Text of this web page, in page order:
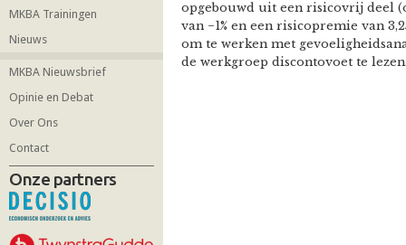
MKBA Trainingen
Nieuws
MKBA Nieuwsbrief
Opinie en Debat
Over Ons
Contact
Onze partners
opgebouwd uit een risicovrij deel
van −1% en een risicopremie van
om te werken met
de werkgroep discontovoet te